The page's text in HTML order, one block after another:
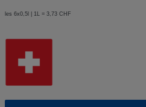
les 6x0,5l | 1L = 3,73 CHF